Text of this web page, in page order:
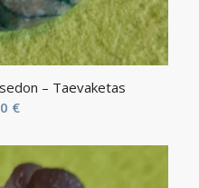
– Taevaketas
€